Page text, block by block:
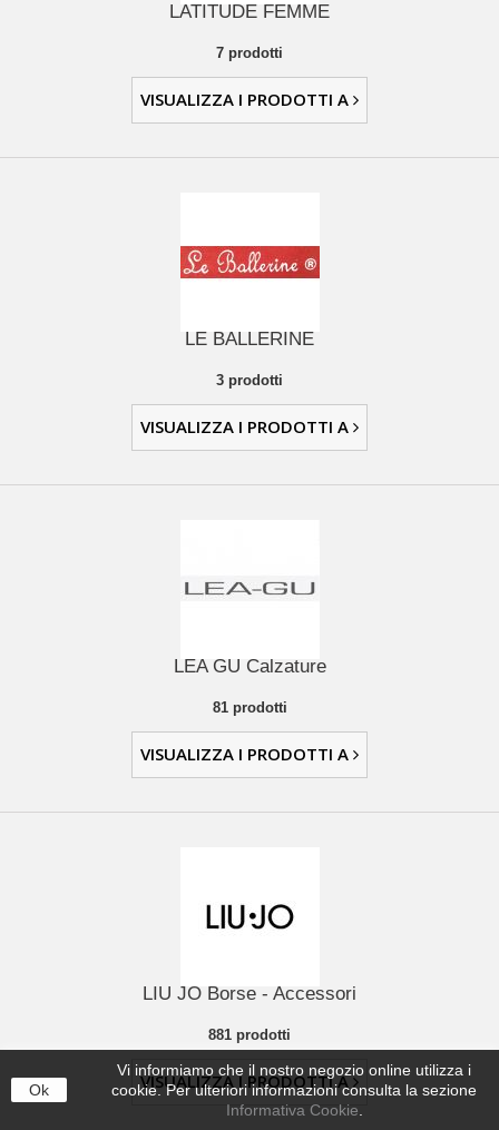
LATITUDE FEMME
7 prodotti
VISUALIZZA I PRODOTTI A
LE BALLERINE
3 prodotti
VISUALIZZA I PRODOTTI A
LEA GU Calzature
81 prodotti
VISUALIZZA I PRODOTTI A
LIU JO Borse - Accessori
881 prodotti
VISUALIZZA I PRODOTTI A
Ok
Vi informiamo che il nostro negozio online utilizza i
cookie. Per ulteriori informazioni consulta la sezione
Informativa Cookie